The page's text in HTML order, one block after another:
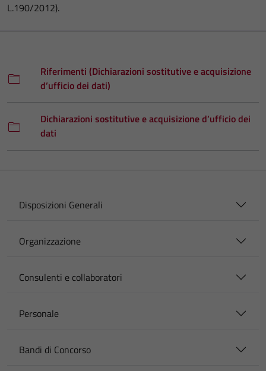
L.190/2012).
Riferimenti (Dichiarazioni sostitutive e acquisizione
d’ufficio dei dati)
Dichiarazioni sostitutive e acquisizione d’ufficio dei
dati
Disposizioni Generali
Organizzazione
Consulenti e collaboratori
Personale
Bandi di Concorso